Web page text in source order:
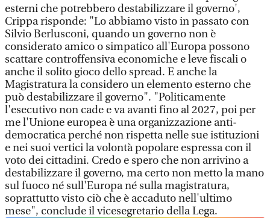
esterni che potrebbero destabilizzare il governo',
Crippa risponde: "Lo abbiamo visto in passato con
Silvio Berlusconi, quando un governo non è
considerato amico o simpatico all'Europa possono
scattare controffensiva economiche e leve fiscali o
anche il solito gioco dello spread. E anche la
Magistratura la considero un elemento esterno che
può destabilizzare il governo". "Politicamente
l'esecutivo non cade e va avanti fino al 2027, poi per
me l'Unione europea è una organizzazione anti-
democratica perché non rispetta nelle sue istituzioni
e nei suoi vertici la volontà popolare espressa con il
voto dei cittadini. Credo e spero che non arrivino a
destabilizzare il governo, ma certo non metto la mano
sul fuoco né sull'Europa né sulla magistratura,
soprattutto visto ciò che è accaduto nell'ultimo
mese", conclude il vicesegretario della Lega.